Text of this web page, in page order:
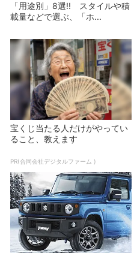
「用途別」8選!! スタイルや積
載量などで選ぶ、「ホ...
宝くじ当たる人だけがやってい
ること、教えます
PR(合同会社デジタルファーム )